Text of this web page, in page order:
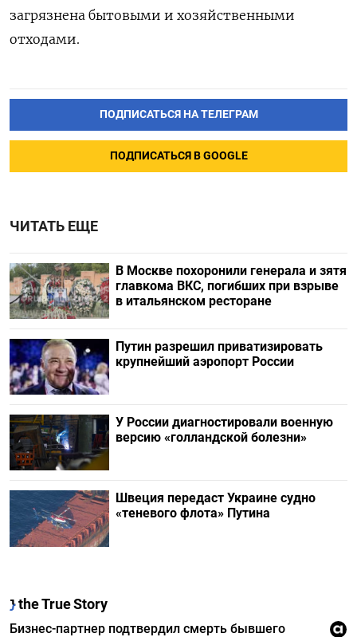
загрязнена бытовыми и хозяйственными
отходами.
ПОДПИСАТЬСЯ НА ТЕЛЕГРАМ
ПОДПИСАТЬСЯ В GOOGLE
ЧИТАТЬ ЕЩЕ
В Москве похоронили генерала и зятя
главкома ВКС, погибших при взрыве
в итальянском ресторане
Путин разрешил приватизировать
крупнейший аэропорт России
У России диагностировали военную
версию «голландской болезни»
Швеция передаст Украине судно
«теневого флота» Путина